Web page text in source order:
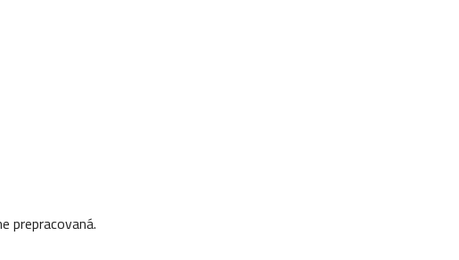
prepracovaná.